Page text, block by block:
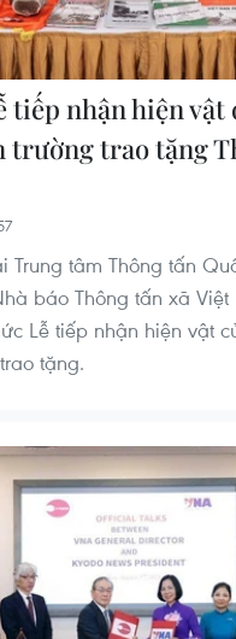
tiếp nhận hiện vật
trường trao tặng
Trung tâm Thông tấn
báo Thông tấn xã
Lễ tiếp nhận hiện vật
tặng.